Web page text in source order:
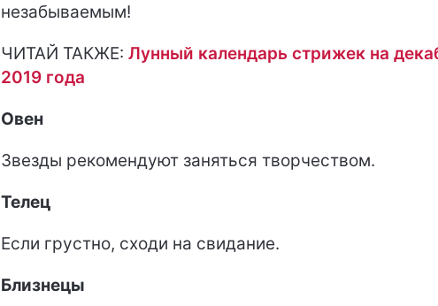
незабываемым!
ЧИТАЙ ТАКЖЕ: Лунный календарь стрижек на
2019 года
Овен
Звезды рекомендуют заняться творчеством.
Телец
Если грустно, сходи на свидание.
Близнецы